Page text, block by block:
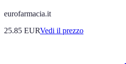
eurofarmacia.it
25.85 EURVedi il prezzo